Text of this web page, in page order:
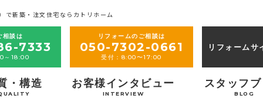
で新築・注文住宅ならカトリホーム
相談は
7333
～18:00
リフォームのご相談は
050-7302-0661
受付：8:00〜17:00
リフォームサ
・構造 お客様インタビュー
INTERVIEW
スタッフ
BLOG